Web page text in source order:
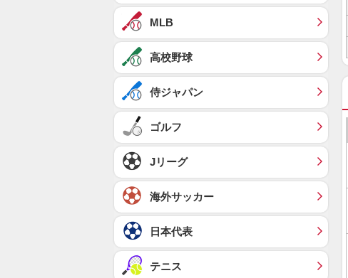
MLB
高校野球
侍ジャパン
ゴルフ
Jリーグ
海外サッカー
日本代表
テニス